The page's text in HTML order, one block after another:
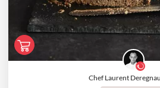
Chef Laurent